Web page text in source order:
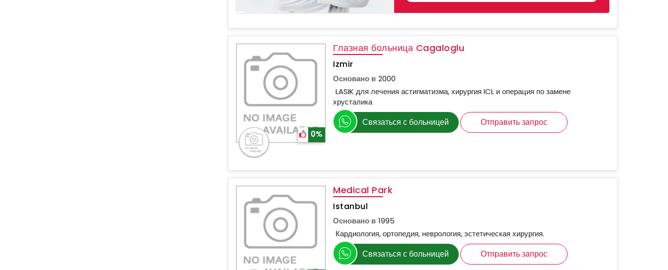
0%
Глазная больница Cagaloglu
Izmir
Основано в 2000
LASIK для лечения астигматизма, хирургия ICL и операция по замене
хрусталика
Связаться с больницей Отправить запрос
Medical Park
Istanbul
Основано в 1995
Кардиология, ортопедия, неврология, эстетическая хирургия.
Связаться с больницей Отправить запрос